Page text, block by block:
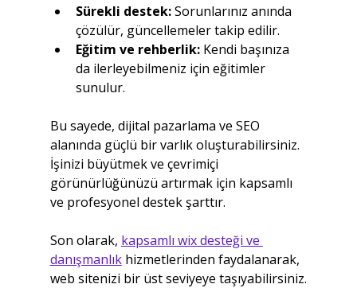
Sürekli destek: Sorunlarınız anında
çözülür, güncellemeler takip edilir.
Eğitim ve rehberlik: Kendi başınıza
da ilerleyebilmeniz için eğitimler
sunulur.
Bu sayede, dijital pazarlama ve SEO
alanında güçlü bir varlık oluşturabilirsiniz.
İşinizi büyütmek ve çevrimiçi
görünürlüğünüzü artırmak için kapsamlı
ve profesyonel destek şarttır.
Son olarak, kapsamlı wix desteği ve
danışmanlık hizmetlerinden faydalanarak,
web sitenizi bir üst seviyeye taşıyabilirsiniz.